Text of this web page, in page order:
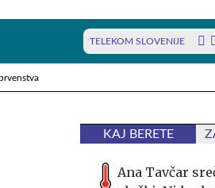
TELEKOM SLOVENIJE
KAJ BERETE
Ana Tavčar